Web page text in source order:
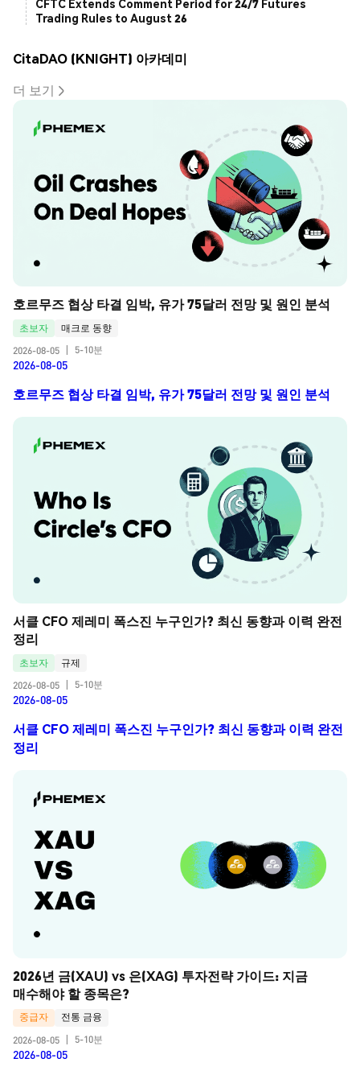
CFTC Extends Comment Period for 24/7 Futures
Trading Rules to August 26
CitaDAO (KNIGHT) 아카데미
더 보기
호르무즈 협상 타결 임박, 유가 75달러 전망 및 원인 분석
초보자
매크로 동향
2026-08-05
5-10분
2026-08-05
호르무즈 협상 타결 임박, 유가 75달러 전망 및 원인 분석
서클 CFO 제레미 폭스진 누구인가? 최신 동향과 이력 완전
정리
초보자
규제
2026-08-05
5-10분
2026-08-05
서클 CFO 제레미 폭스진 누구인가? 최신 동향과 이력 완전
정리
2026년 금(XAU) vs 은(XAG) 투자전략 가이드: 지금
매수해야 할 종목은?
중급자
전통 금융
2026-08-05
5-10분
2026-08-05